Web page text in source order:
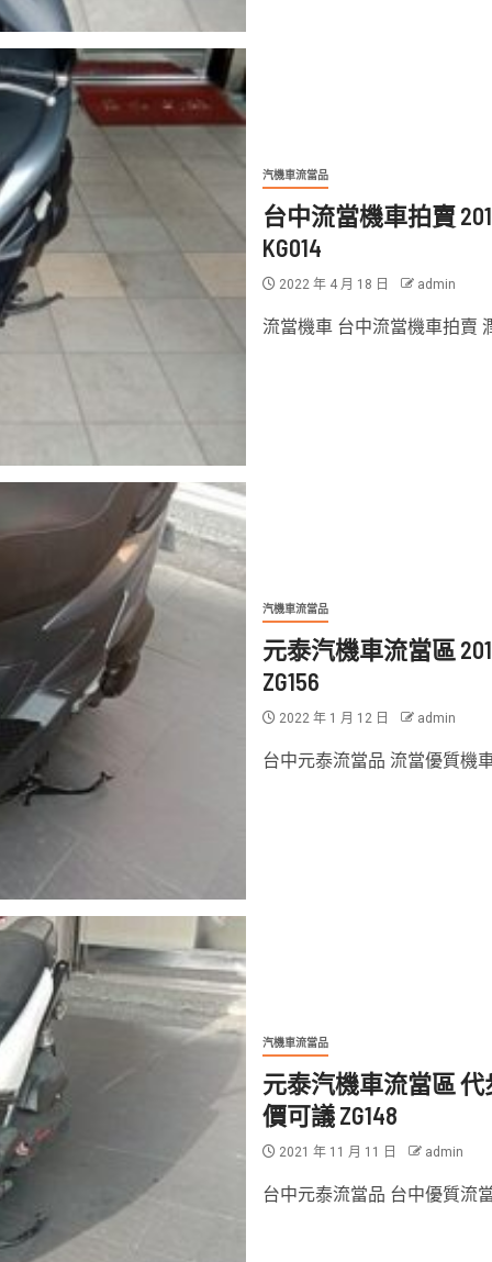
汽機車流當品
台中流當機車拍賣
KG014
2022 年 4 月 18 日 admin
流當機車 台中流當機車拍賣
汽機車流當品
元泰汽機車流當區
ZG156
2022 年 1 月 12 日 admin
台中元泰流當品 流當優質機
汽機車流當品
元泰汽機車流當區 代
價可議 ZG148
2021 年 11 月 11 日 admin
台中元泰流當品 台中優質流